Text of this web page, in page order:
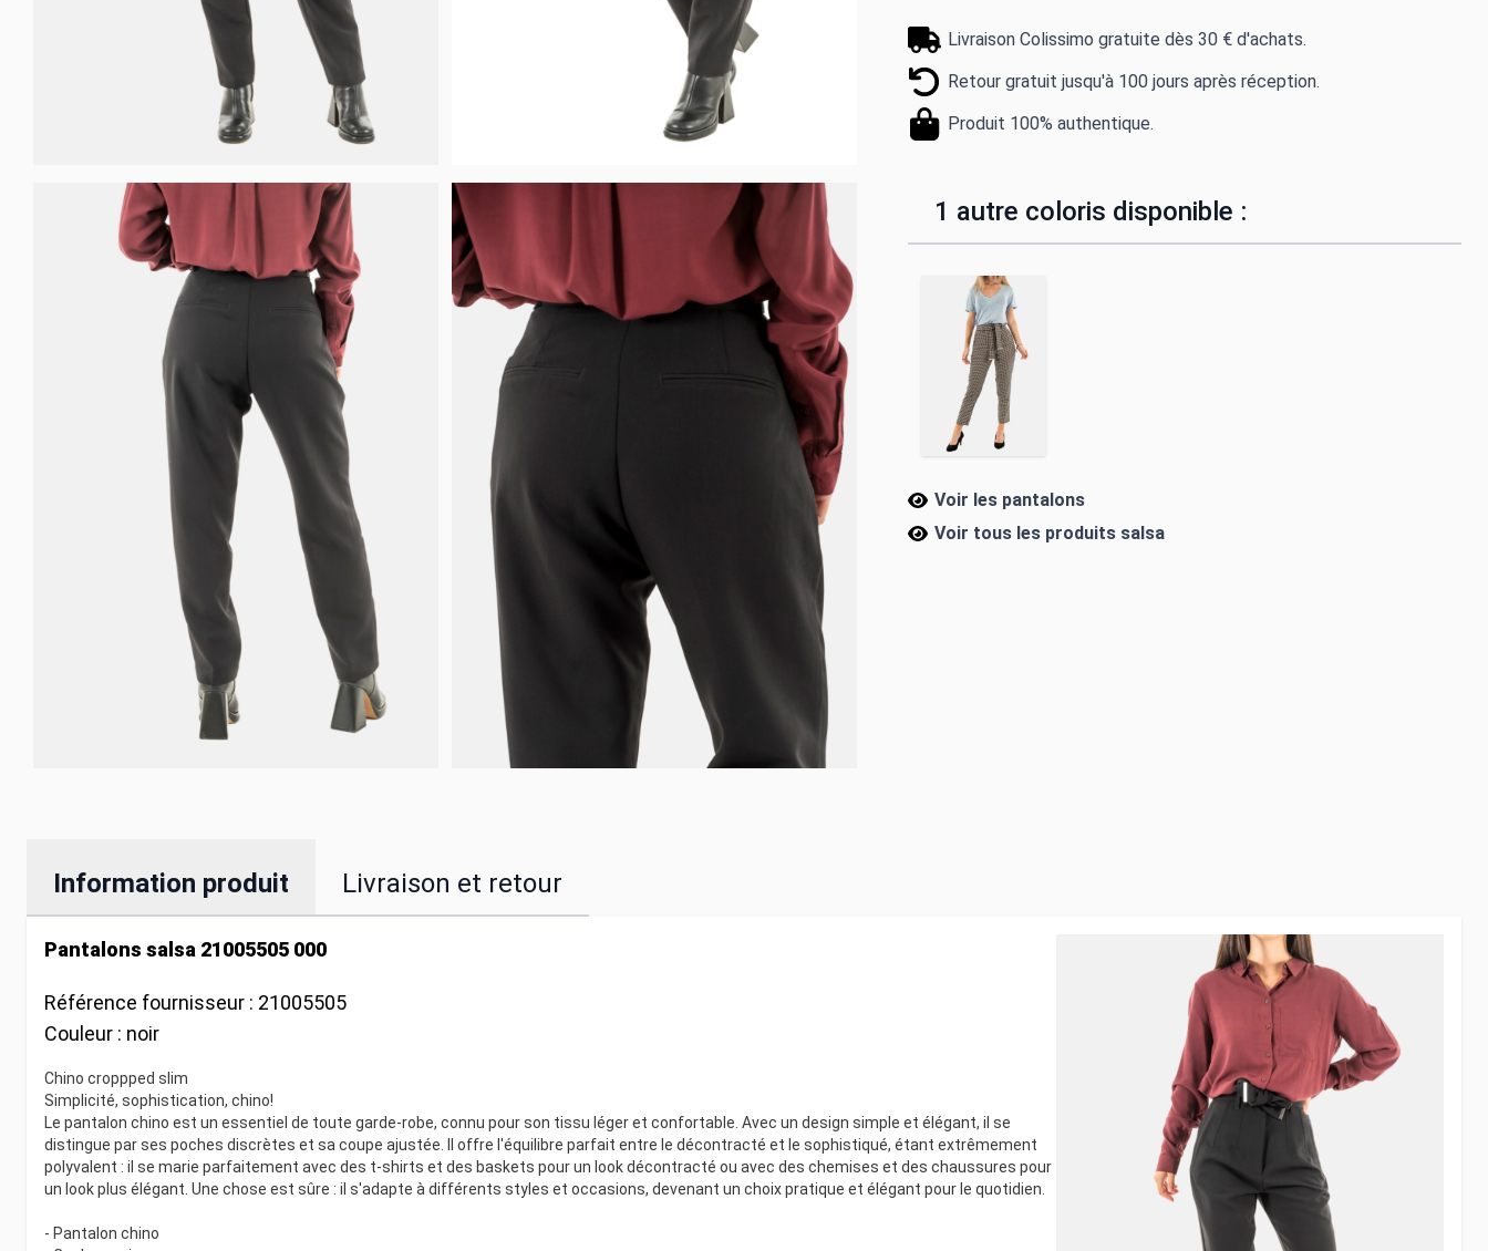
Livraison Colissimo gratuite dès 30 € d'achats.
Retour gratuit jusqu'à 100 jours après réception.
Produit 100% authentique.
1 autre coloris disponible :
Voir les pantalons
Voir tous les produits salsa
Information produit Livraison et retour
Pantalons salsa 21005505 000
Référence fournisseur : 21005505
Couleur : noir
Chino croppped slim
Simplicité, sophistication, chino!
Le pantalon chino est un essentiel de toute garde-robe, connu pour son tissu léger et confortable. Avec un design simple et élégant, il se
distingue par ses poches discrètes et sa coupe ajustée. Il offre l'équilibre parfait entre le décontracté et le sophistiqué, étant extrêmement
polyvalent : il se marie parfaitement avec des t-shirts et des baskets pour un look décontracté ou avec des chemises et des chaussures pour
un look plus élégant. Une chose est sûre : il s'adapte à différents styles et occasions, devenant un choix pratique et élégant pour le quotidien.
- Pantalon chino